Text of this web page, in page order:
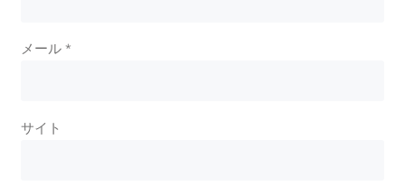
メール*
サイト